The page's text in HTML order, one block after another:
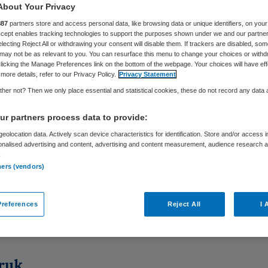
Nico Kamminga11 maart 2019,12:29 315 keer gelezen
biedt juist oplossingen. Door wél in te spelen
gedrag van zorgconsumenten en -
failliet, hardnekkige wachtlijsten, tekort aan
meer ZZP’ers, onbetaalbare medicijnen en
Ontwikkelingen in de zorg die leiden tot
onrust. En dat zou allemaal komen door
Your Privacy
partners store and access personal data, like browsing data or unique identifiers, on your
enables tracking technologies to support the purposes shown under we and our
Reject All or withdrawing your consent will disable them. If trackers are disabled,
not be as relevant to you. You can resurface this menu to change your choices or
the Manage Preferences link on the bottom of the webpage. Your choices will have
details, refer to our Privacy Policy.
Privacy Statement
not? Then we only place essential and statistical cookies, these do not record any data
partners process data to provide:
data. Actively scan device characteristics for identification. Store and/or access
advertising and content, advertising and content measurement, audience research
(vendors)
Reject All I